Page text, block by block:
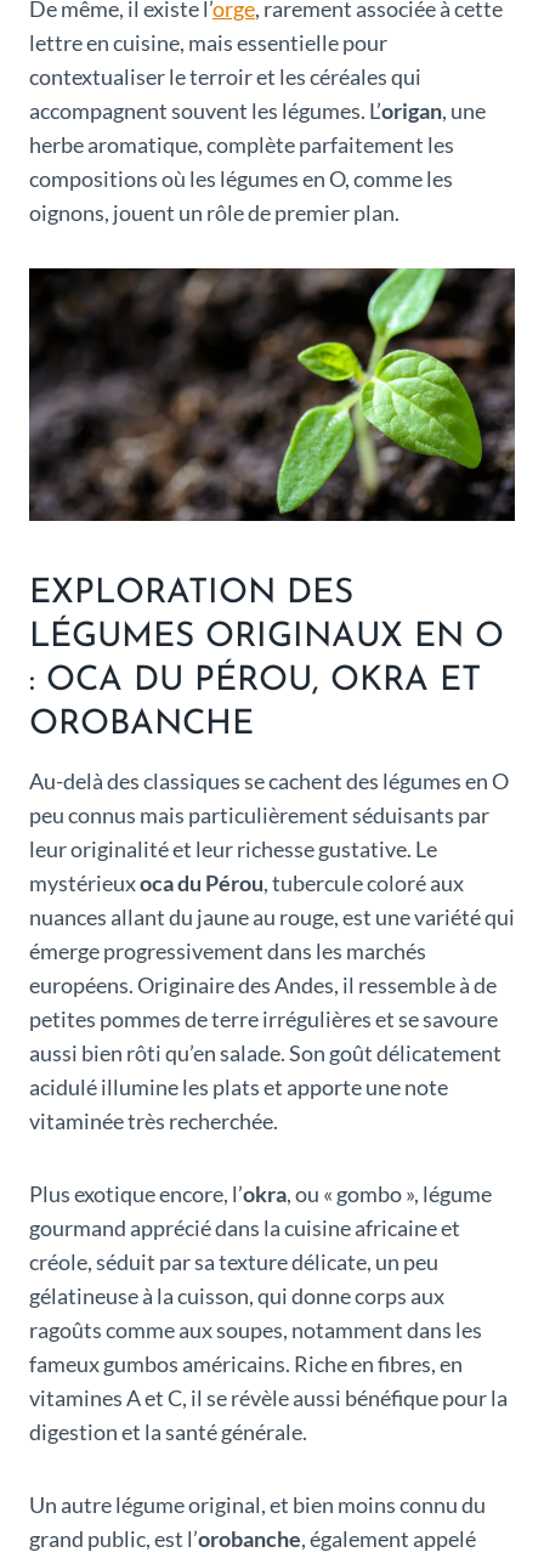
De même, il existe l’orge, rarement associée à cette
lettre en cuisine, mais essentielle pour
contextualiser le terroir et les céréales qui
accompagnent souvent les légumes. L’origan, une
herbe aromatique, complète parfaitement les
compositions où les légumes en O, comme les
oignons, jouent un rôle de premier plan.
EXPLORATION DES
LÉGUMES ORIGINAUX EN O
: OCA DU PÉROU, OKRA ET
OROBANCHE
Au-delà des classiques se cachent des légumes en O
peu connus mais particulièrement séduisants par
leur originalité et leur richesse gustative. Le
mystérieuxoca du Pérou, tubercule coloré aux
nuances allant du jaune au rouge, est une variété qui
émerge progressivement dans les marchés
européens. Originaire des Andes, il ressemble à de
petites pommes de terre irrégulières et se savoure
aussi bien rôti qu’en salade. Son goût délicatement
acidulé illumine les plats et apporte une note
vitaminée très recherchée.
Plus exotique encore, l’okra, ou « gombo », légume
gourmand apprécié dans la cuisine africaine et
créole, séduit par sa texture délicate, un peu
gélatineuse à la cuisson, qui donne corps aux
ragoûts comme aux soupes, notamment dans les
fameux gumbos américains. Riche en fibres, en
vitamines A et C, il se révèle aussi bénéfique pour la
digestion et la santé générale.
Un autre légume original, et bien moins connu du
grand public, est l’orobanche, également appelé